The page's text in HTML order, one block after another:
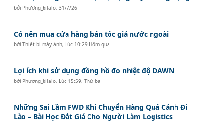
bởi Phương_bilalo,31/7/26
Có nên mua cửa hàng bán tóc giả nước ngoài
bởiThiết bị máy ảnh, Lúc 10:29 Hôm qua
Lợi ích khi sử dụng đồng hồ đo nhiệt độ DAWN
bởi Phương_bilalo, Lúc 15:59, Thứ ba
Những Sai Lầm FWD Khi Chuyển Hàng Quá Cảnh Đi
Lào – Bài Học Đắt Giá Cho Người Làm Logistics